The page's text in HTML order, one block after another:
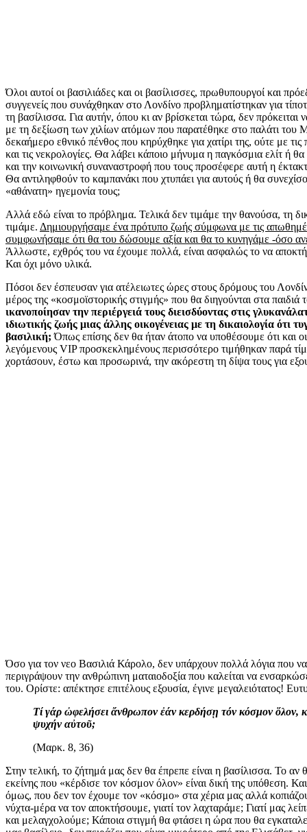
Όλοι αυτοί οι βασιλιάδες και οι βασίλισσες, πρωθυπουργοί και
συγγενείς που συνάχθηκαν στο Λονδίνο προβληματίστηκαν για
τη βασίλισσα. Για αυτήν, όπου κι αν βρίσκεται τώρα, δεν πρόκειται
με τη δεξίωση των χιλίων ατόμων που παρατέθηκε στο παλάτι του
δεκαήμερο εθνικό πένθος που κηρύχθηκε για χατίρι της, ούτε με
και τις νεκρολογίες. Θα λάβει κάποιο μήνυμα η παγκόσμια ελίτ ή θα
και την κοινωνική συναναστροφή που τους προσέφερε αυτή η
Θα αντιληφθούν το καμπανάκι που χτυπάει για αυτούς ή θα
«αθάνατη» ηγεμονία τους;
Αλλά εδώ είναι το πρόβλημα. Τελικά δεν τιμάμε την θανούσα, τη
τιμάμε. Δημιουργήσαμε ένα πρότυπο ζωής σύμφωνα με τις
συμφωνήσαμε ότι θα του δώσουμε αξία και θα το κυνηγάμε -όσο
Άλλωστε, εχθρός του να έχουμε πολλά, είναι ασφαλώς το να
Και όχι μόνο υλικά.
Πόσοι δεν έσπευσαν για ατέλειωτες ώρες στους δρόμους του
μέρος της «κοσμοϊστορικής στιγμής» που θα διηγούνται στα παιδιά
ικανοποίησαν την περιέργειά τους διεισδύοντας στις
ιδιωτικής ζωής μιας άλλης οικογένειας με τη δικαιολογία ότι
βασιλική; Όπως επίσης δεν θα ήταν άτοπο να υποθέσουμε ότι και
λεγόμενους VIP προσκεκλημένους περισσότερο τιμήθηκαν παρά
χορτάσουν, έστω και προσωρινά, την ακόρεστη τη δίψα τους για
Όσο για τον νεο Βασιλιά Κάρολο, δεν υπάρχουν πολλά λόγια που
περιγράψουν την ανθρώπινη ματαιοδοξία που καλείται να
του. Ορίστε: απέκτησε επιτέλους εξουσία, έγινε μεγαλειότατος!
Τί γάρ ὠφελήσει ἄνθρωπον ἐάν κερδήσῃ τόν κόσμον ὅλον,
ψυχήν αὐτοῦ;
(Μαρκ. 8, 36)
Στην τελική, το ζήτημά μας δεν θα έπρεπε είναι η βασίλισσα. Το αν
εκείνης που «κέρδισε τον κόσμον όλον» είναι δική της υπόθεση.
όμως, που δεν τον έχουμε τον «κόσμο» στα χέρια μας αλλά
νύχτα-μέρα να τον αποκτήσουμε, γιατί τον λαχταράμε; Γιατί μας
και μελαγχολούμε; Κάποια στιγμή θα φτάσει η ώρα που θα